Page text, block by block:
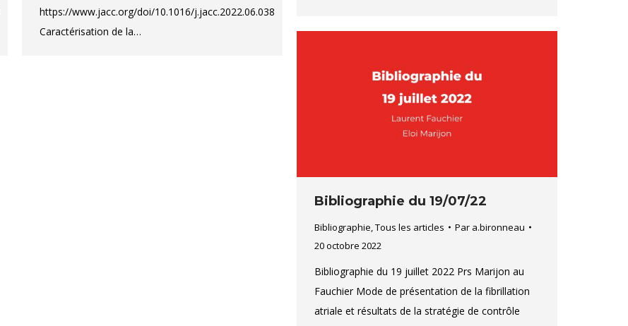
https://www.jacc.org/doi/10.1016/j.jacc.2022.06.038
Caractérisation de la…
Bibliographie du 19/07/22
Bibliographie,Tous les articles Par a.bironneau
20 octobre 2022
Bibliographie du 19 juillet 2022 Prs Marijon au
Fauchier Mode de présentation de la fibrillation
atriale et résultats de la stratégie de contrôle